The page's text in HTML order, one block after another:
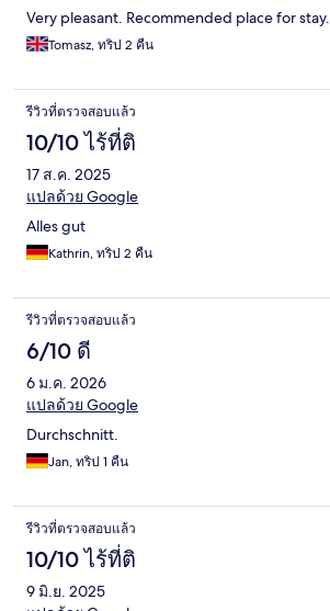
Very pleasant. Recommended place for stay.
Tomasz, ทริป 2 คืน
รีวิวที่ตรวจสอบแล้ว
10/10 ไร้ที่ติ
17 ส.ค. 2025
แปลด้วย Google
Alles gut
Kathrin, ทริป 2 คืน
รีวิวที่ตรวจสอบแล้ว
6/10 ดี
6 ม.ค. 2026
แปลด้วย Google
Durchschnitt.
Jan, ทริป 1 คืน
รีวิวที่ตรวจสอบแล้ว
10/10 ไร้ที่ติ
9 มิ.ย. 2025